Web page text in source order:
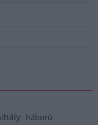
háború